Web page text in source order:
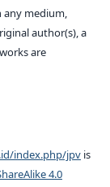
any medium,
author(s), a
are
index.php/jpvis
4.0